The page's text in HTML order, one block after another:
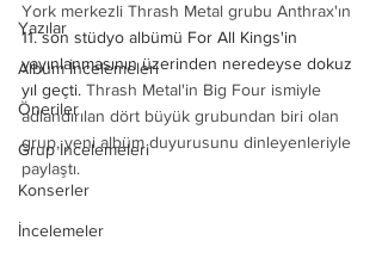
Yazılar
Albüm İncelemeleri
Öneriler
Grup İncelemeleri
Konserler
İncelemeler
York merkezli Thrash Metal grubu Anthrax'ın
11. son stüdyo albümü For All Kings'in
yayınlanmasının üzerinden neredeyse dokuz
yıl geçti. Thrash Metal'in Big Four ismiyle
adlandırılan dört büyük grubundan biri olan
grup, yeni albüm duyurusunu dinleyenleriyle
paylaştı.